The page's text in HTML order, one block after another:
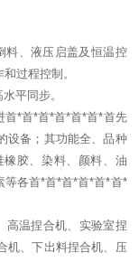
料、液压启盖及恒温控
过程控制。
平同步。
首*首*首*首*首*首*首先
设备；其功能全、品种
胶、染料、颜料、油
等各首*首*首*首*首*首*
温捏合机、实验室捏
机、下出料捏合机、压